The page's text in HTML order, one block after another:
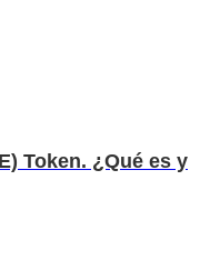
Token. ¿Qué es y